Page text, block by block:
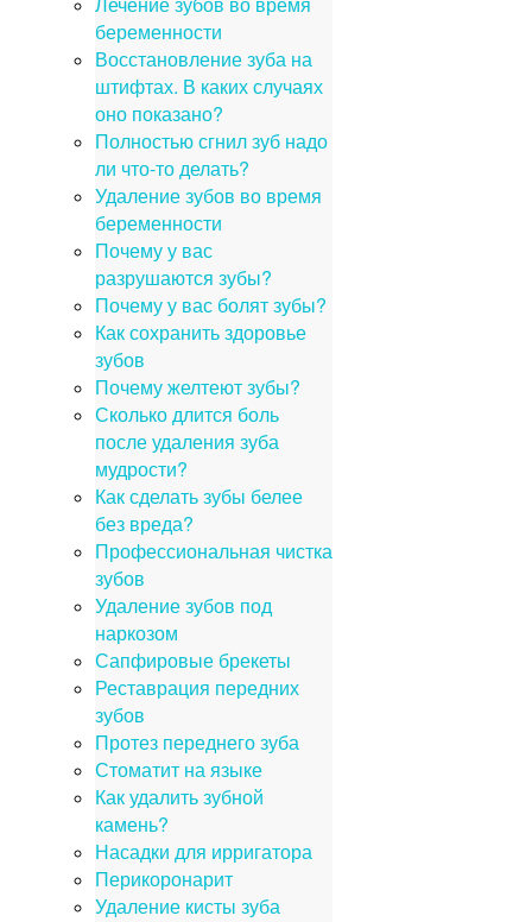
беременности
Восстановление зуба на
штифтах. В каких случаях
оно показано?
Полностью сгнил зуб надо
ли что-то делать?
Удаление зубов во время
беременности
Почему у вас
разрушаются зубы?
Почему у вас болят зубы?
Как сохранить здоровье
зубов
Почему желтеют зубы?
Сколько длится боль
после удаления зуба
мудрости?
Как сделать зубы белее
без вреда?
Профессиональная чистка
зубов
Удаление зубов под
наркозом
Сапфировые брекеты
Реставрация передних
зубов
Протез переднего зуба
Стоматит на языке
Как удалить зубной
камень?
Насадки для ирригатора
Перикоронарит
Удаление кисты зуба